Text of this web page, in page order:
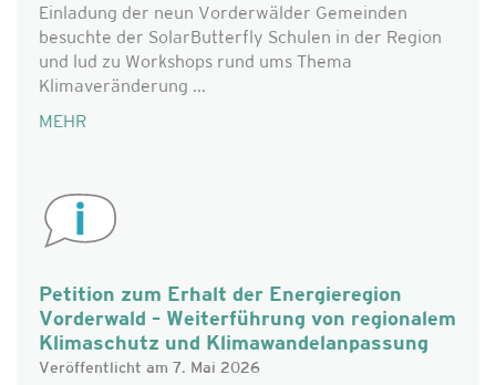
Einladung der neun Vorderwälder Gemeinden
besuchte der SolarButterfly Schulen in der Region
und lud zu Workshops rund ums Thema
Klimaveränderung ...
MEHR
Petition zum Erhalt der Energieregion
Vorderwald – Weiterführung von regionalem
Klimaschutz und Klimawandelanpassung
Veröffentlicht am 7. Mai 2026